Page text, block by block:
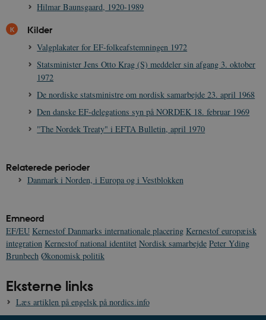
Hilmar Baunsgaard, 1920-1989
Kilder
Valgplakater for EF-folkeafstemningen 1972
Statsminister Jens Otto Krag (S) meddeler sin afgang 3. oktober
1972
De nordiske statsministre om nordisk samarbejde 23. april 1968
Den danske EF-delegations syn på NORDEK 18. februar 1969
"The Nordek Treaty" i EFTA Bulletin, april 1970
Relaterede perioder
Danmark i Norden, i Europa og i Vestblokken
Emneord
EF/EU Kernestof Danmarks internationale placering Kernestof europæisk
integration Kernestof national identitet Nordisk samarbejde Peter Yding
Brunbech Økonomisk politik
Eksterne links
Læs artiklen på engelsk på nordics.info
JSESSIONID
Oracle Corporation
.nr-data.net
Session
CookieScriptConsent